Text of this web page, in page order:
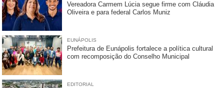
Vereadora Carmem Lúcia segue firme com Cláudia
Oliveira e para federal Carlos Muniz
EUNÁPOLIS
Prefeitura de Eunápolis fortalece a política cultural
com recomposição do Conselho Municipal
EDITORIAL